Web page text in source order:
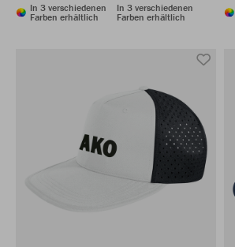
In 3 verschiedenen
Farben erhältlich
In 3 verschiedenen
Farben erhältlich